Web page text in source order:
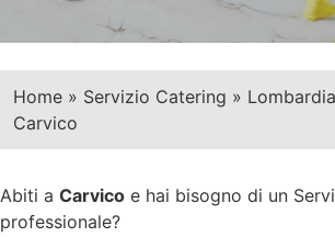
Home » Servizio Catering » Lombardia
Carvico
Abiti a Carvico e hai bisogno di un
professionale?